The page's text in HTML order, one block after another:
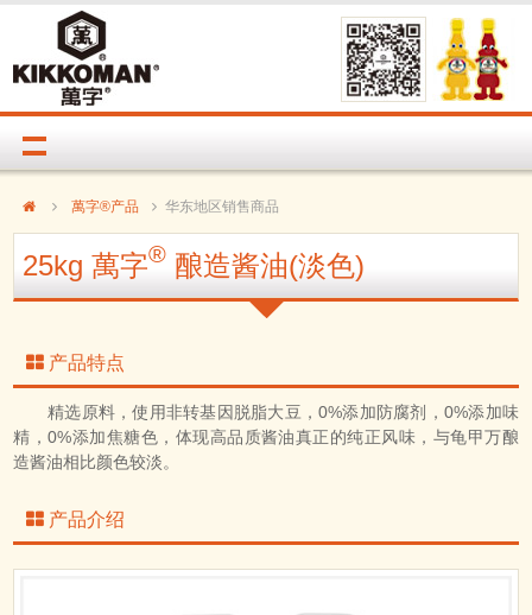
萬字®产品 华东地区销售商品
25kg 萬字® 酿造酱油(淡色)
产品特点
精选原料，使用非转基因脱脂大豆，0%添加防腐剂，0%添加味
精，0%添加焦糖色，体现高品质酱油真正的纯正风味，与龟甲万酿
造酱油相比颜色较淡。
产品介绍